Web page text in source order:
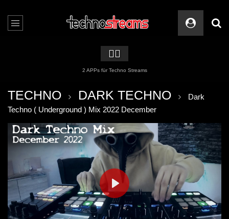
🏳️‍🌈
2 APPs für Techno Streams
TECHNO DARK TECHNO
Dark
Techno ( Underground ) Mix 2022 December
PLAY